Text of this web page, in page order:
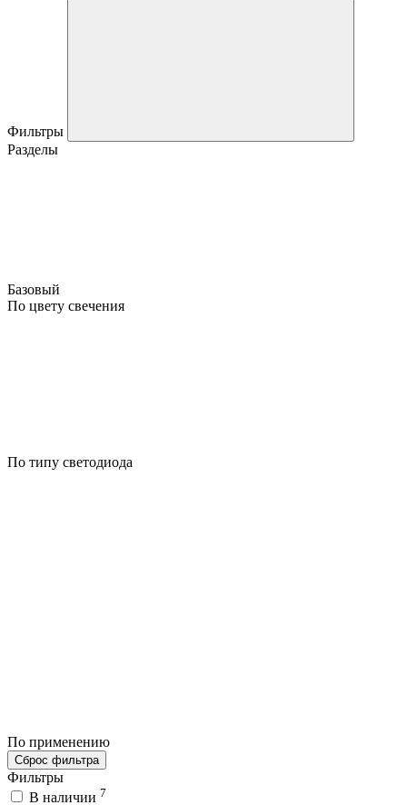
Фильтры
Разделы
Базовый
По цвету свечения
По типу светодиода
По применению
Сброс фильтра
Фильтры
В наличии 7